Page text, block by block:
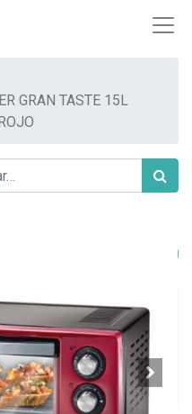
GRAN TASTE 15L